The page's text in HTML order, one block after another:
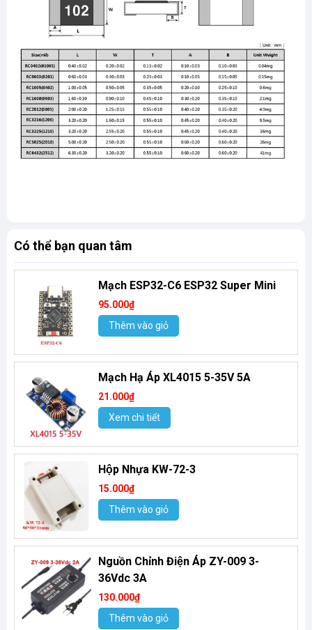
Có thể bạn quan tâm
Mạch ESP32-C6 ESP32 Super Mini
95.000₫
Thêm vào giỏ
Mạch Hạ Áp XL4015 5-35V 5A
21.000₫
Xem chi tiết
Hộp Nhựa KW-72-3
15.000₫
Thêm vào giỏ
Nguồn Chỉnh Điện Áp ZY-009 3-
36Vdc 3A
130.000₫
Thêm vào giỏ